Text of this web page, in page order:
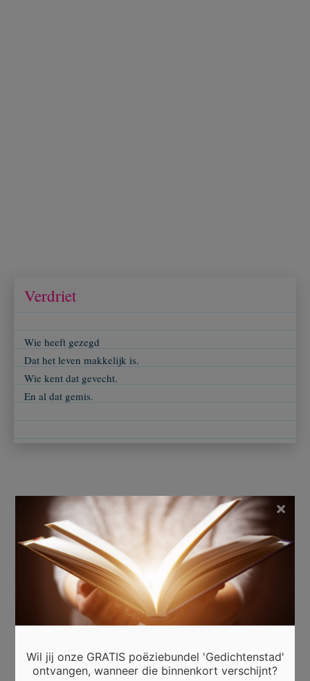
Verdriet
Wie heeft gezegd
Dat het leven makkelijk is.
Wie kent dat gevecht.
En al dat gemis.
Ingezonden door
Er is 3 keer gestemd.
Wil jij onze GRATIS poëziebundel 'Gedichtenstad'
ontvangen, wanneer die binnenkort verschijnt?
×